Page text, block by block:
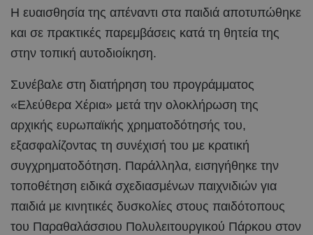
Η ευαισθησία της απέναντι στα παιδιά αποτυπώθηκε
και σε πρακτικές παρεμβάσεις κατά τη θητεία της
στην τοπική αυτοδιοίκηση.
Συνέβαλε στη διατήρηση του προγράμματος
«Ελεύθερα Χέρια» μετά την ολοκλήρωση της
αρχικής ευρωπαϊκής χρηματοδότησής του,
εξασφαλίζοντας τη συνέχισή του με κρατική
συγχρηματοδότηση. Παράλληλα, εισηγήθηκε την
τοποθέτηση ειδικά σχεδιασμένων παιχνιδιών για
παιδιά με κινητικές δυσκολίες στους παιδότοπους
του Παραθαλάσσιου Πολυλειτουργικού Πάρκου στον